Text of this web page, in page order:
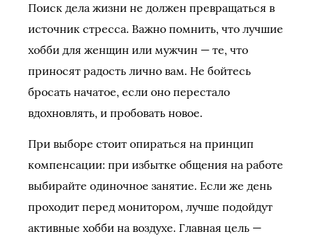
Поиск дела жизни не должен превращаться в
источник стресса. Важно помнить, что лучшие
хобби для женщин или мужчин — те, что
приносят радость лично вам. Не бойтесь
бросать начатое, если оно перестало
вдохновлять, и пробовать новое.
При выборе стоит опираться на принцип
компенсации: при избытке общения на работе
выбирайте одиночное занятие. Если же день
проходит перед монитором, лучше подойдут
активные хобби на воздухе. Главная цель —